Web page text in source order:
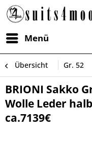
Menü
Übersicht Gr. 52
BRIONI Sakko
Wolle Leder
ca.7139€